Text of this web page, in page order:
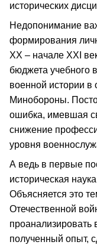
исторических
Недопонимание
формирования
ХХ – начале ХХI
бюджета учебного
военной истории в
Минобороны.
ошибка, имевшая
снижение
уровня
А ведь в первые
историческая
Объясняется это
Отечественной
полученный опыт,